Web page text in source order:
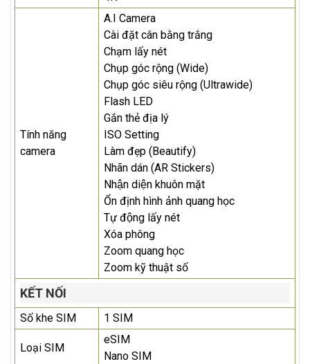
Tính năng
camera
A.I Camera
Cài đặt cân bằng trắng
Chạm lấy nét
Chụp góc rộng (Wide)
Chụp góc siêu rộng (Ultrawide)
Flash LED
Gắn thẻ địa lý
ISO Setting
Làm đẹp (Beautify)
Nhãn dán (AR Stickers)
Nhận diện khuôn mặt
Ổn định hình ảnh quang học
Tự động lấy nét
Xóa phông
Zoom quang học
Zoom kỹ thuật số
KẾT NỐI
Số khe SIM 1 SIM
Loại SIM
eSIM
Nano SIM